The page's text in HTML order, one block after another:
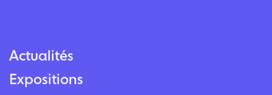
Actualités
Expositions